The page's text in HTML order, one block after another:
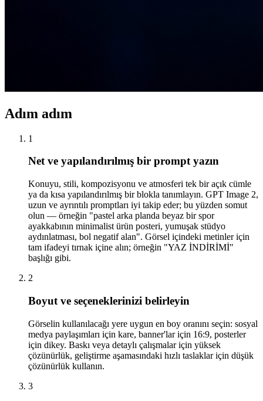
Adım adım
1
Net ve yapılandırılmış bir prompt yazın
Konuyu, stili, kompozisyonu ve atmosferi tek bir açık cümle
ya da kısa yapılandırılmış bir blokla tanımlayın. GPT Image 2,
uzun ve ayrıntılı promptları iyi takip eder; bu yüzden somut
olun — örneğin "pastel arka planda beyaz bir spor
ayakkabının minimalist ürün posteri, yumuşak stüdyo
aydınlatması, bol negatif alan". Görsel içindeki metinler için
tam ifadeyi tırnak içine alın; örneğin "YAZ İNDİRİMİ"
başlığı gibi.
2
Boyut ve seçeneklerinizi belirleyin
Görselin kullanılacağı yere uygun en boy oranını seçin: sosyal
medya paylaşımları için kare, banner'lar için 16:9, posterler
için dikey. Baskı veya detaylı çalışmalar için yüksek
çözünürlük, geliştirme aşamasındaki hızlı taslaklar için düşük
çözünürlük kullanın.
3